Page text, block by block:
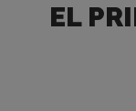
EL